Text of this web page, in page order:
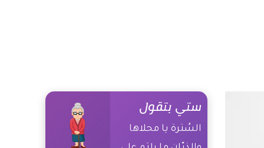
ستي بتقول
السُترة يا محلاها